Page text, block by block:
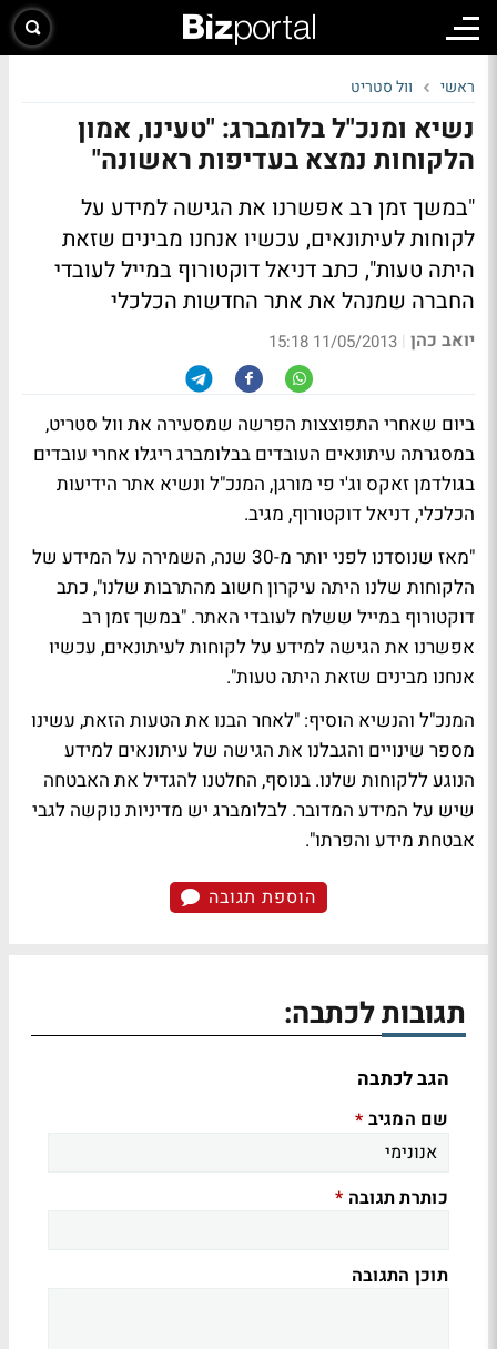
ראשי וול סטריט
נשיא ומנכ"ל בלומברג: "טעינו, אמון
הלקוחות נמצא בעדיפות ראשונה"
"במשך זמן רב אפשרנו את הגישה למידע על
לקוחות לעיתונאים, עכשיו אנחנו מבינים שזאת
היתה טעות", כתב דניאל דוקטורוף במייל לעובדי
החברה שמנהל את אתר החדשות הכלכלי
יואב כהן |
11/05/2013 15:18
ביום שאחרי התפוצצות הפרשה שמסעירה את וול סטריט,
במסגרתה עיתונאים העובדים בבלומברג ריגלו אחרי עובדים
בגולדמן זאקס וג'י פי מורגן, המנכ"ל ונשיא אתר הידיעות
הכלכלי, דניאל דוקטורוף, מגיב.
"מאז שנוסדנו לפני יותר מ-30 שנה, השמירה על המידע של
הלקוחות שלנו היתה עיקרון חשוב מהתרבות שלנו", כתב
דוקטורוף במייל ששלח לעובדי האתר. "במשך זמן רב
אפשרנו את הגישה למידע על לקוחות לעיתונאים, עכשיו
אנחנו מבינים שזאת היתה טעות".
המנכ"ל והנשיא הוסיף: "לאחר הבנו את הטעות הזאת, עשינו
מספר שינויים והגבלנו את הגישה של עיתונאים למידע
הנוגע ללקוחות שלנו. בנוסף, החלטנו להגדיל את האבטחה
שיש על המידע המדובר. לבלומברג יש מדיניות נוקשה לגבי
אבטחת מידע והפרתו".
הוספת תגובה
תגובות לכתבה:
הגב לכתבה
שם המגיב *
כותרת תגובה *
תוכן התגובה